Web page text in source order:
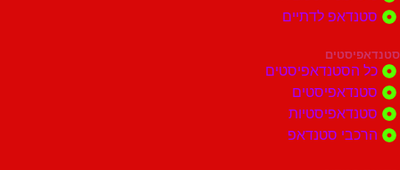
לדתיים
סטנדאפ